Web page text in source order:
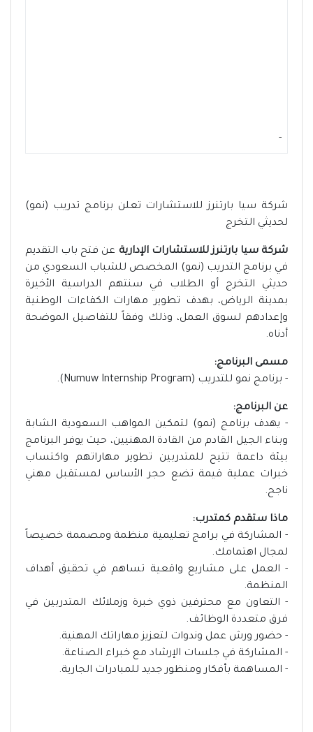
-
شركة سيا بارتنرز للاستشارات تعلن برنامج تدريب (نمو)
لحديثي التخرج
شركة سيا بارتنرز للاستشارات الإدارية عن فتح باب التقديم
في برنامج التدريب (نمو) المخصص للشباب السعودي من
حديثي التخرج أو الطلاب في سنتهم الدراسية الأخيرة
بمدينة الرياض، بهدف تطوير مهارات الكفاءات الوطنية
وإعدادهم لسوق العمل، وذلك وفقاً للتفاصيل الموضحة
أدناه.
مسمى البرنامج:
- برنامج نمو للتدريب (Numuw Internship Program).
عن البرنامج:
- يهدف برنامج (نمو) لتمكين المواهب السعودية الشابة
وبناء الجيل القادم من القادة المهنيين، حيث يوفر البرنامج
بيئة داعمة تتيح للمتدربين تطوير مهاراتهم واكتساب
خبرات عملية قيمة تضع حجر الأساس لمستقبل مهني
ناجح.
ماذا ستقدم كمتدرب:
- المشاركة في برامج تعليمية منظمة ومصممة خصيصاً
لمجال اهتمامك.
- العمل على مشاريع واقعية تساهم في تحقيق أهداف
المنظمة.
- التعاون مع محترفين ذوي خبرة وزملائك المتدربين في
فرق متعددة الوظائف.
- حضور ورش عمل وندوات لتعزيز مهاراتك المهنية.
- المشاركة في جلسات الإرشاد مع خبراء الصناعة.
- المساهمة بأفكار ومنظور جديد للمبادرات الجارية.